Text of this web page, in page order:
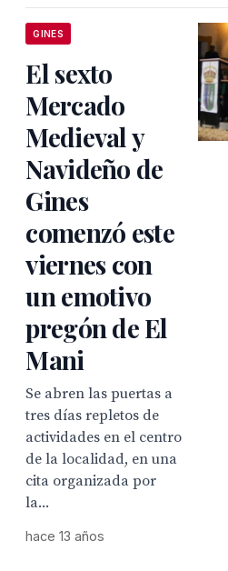
GINES
El sexto
Mercado
Medieval y
Navideño de
Gines
comenzó este
viernes con
un emotivo
pregón de El
Mani
Se abren las puertas a
tres días repletos de
actividades en el centro
de la localidad, en una
cita organizada por
la...
hace 13 años